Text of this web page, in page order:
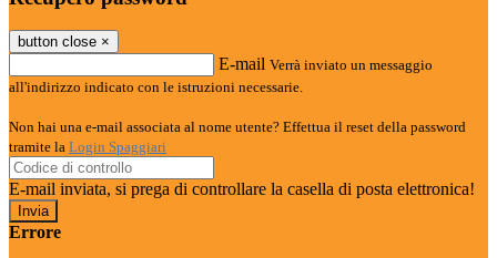
button close ×
E-mail Verrà inviato un messaggio
all'indirizzo indicato con le istruzioni necessarie.
Non hai una e-mail associata al nome utente? Effettua il reset della password
tramite la Login Spaggiari
E-mail inviata, si prega di controllare la casella di posta elettronica!
Errore